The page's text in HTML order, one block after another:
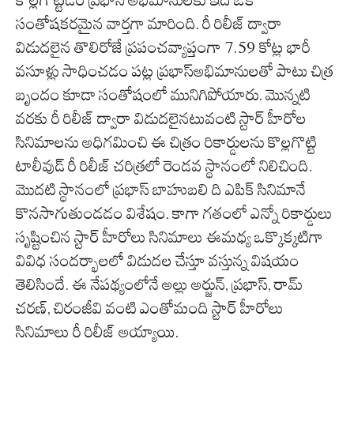
సంతోషకరమైన వార్తగా మారింది. రీ రిలీజ్ ద్వారా
విడుదలైన తొలిరోజే ప్రపంచవ్యాప్తంగా 7.59 కోట్ల భారీ
వసూళ్లు సాధించడం పట్ల ప్రభాస్అభిమానులతో పాటు చిత్ర
బృందం కూడా సంతోషంలో మునిగిపోయారు. మొన్నటి
వరకు రీ రిలీజ్ ద్వారా విడుదలైనటువంటి స్టార్ హీరోల
సినిమాలను అధిగమించి ఈ చిత్రం రికార్డులను కొల్లగొట్టి
టాలీవుడ్ రీ రిలీజ్ చరిత్రలో రెండవ స్థానంలో నిలిచింది.
మొదటి స్థానంలో ప్రభాస్ బాహుబలి ది ఎపిక్ సినిమానే
కొనసాగుతుండడం విశేషం. కాగా గతంలో ఎన్నో రికార్డులు
సృష్టించిన స్టార్ హీరోలు సినిమాలు ఈమధ్య ఒక్కొక్కటిగా
వివిధ సందర్భాలలో విడుదల చేస్తూ వస్తున్న విషయం
తెలిసిందే. ఈ నేపథ్యంలోనే అల్లు అర్జున్, ప్రభాస్, రామ్
చరణ్, చిరంజీవి వంటి ఎంతోమంది స్టార్ హీరోలు
సినిమాలు రీ రిలీజ్ అయ్యాయి.